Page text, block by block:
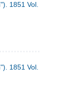
1851 Vol. 1 Nr. 3
1851 Vol. 2 Nr. 4